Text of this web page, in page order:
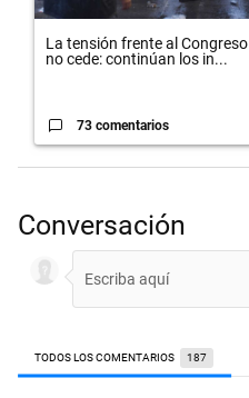
La tensión frente al Congreso
no cede: continúan los in...
73 comentarios
Conversación
TODOS LOS COMENTARIOS 187